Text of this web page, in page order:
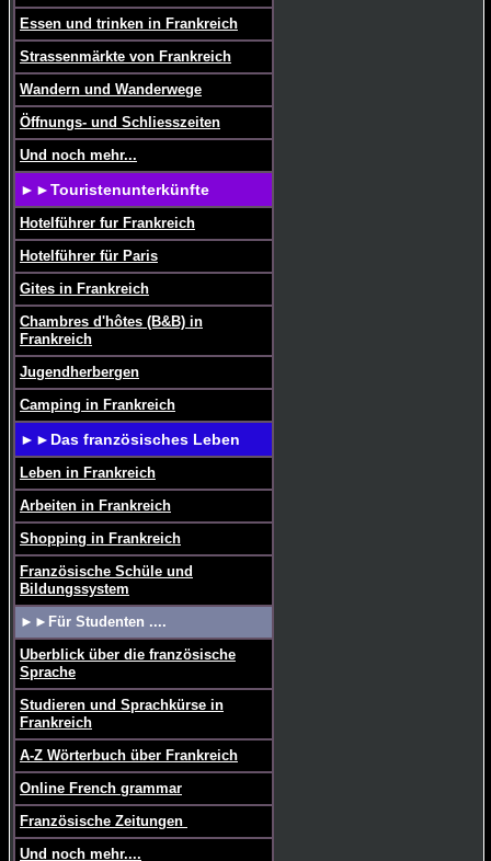
Essen und trinken in Frankreich
Strassenmärkte von Frankreich
Wandern und Wanderwege
Öffnungs- und Schliesszeiten
Und noch mehr...
►►Touristenunterkünfte
Hotelführer fur Frankreich
Hotelführer für Paris
Gites in Frankreich
Chambres d'hôtes (B&B) in
Frankreich
Jugendherbergen
Camping in Frankreich
►►Das französisches Leben
Leben in Frankreich
Arbeiten in Frankreich
Shopping in Frankreich
Französische Schüle und
Bildungssystem
►►Für Studenten ....
Uberblick über die französische
Sprache
Studieren und Sprachkürse in
Frankreich
A-Z Wörterbuch über Frankreich
Online French grammar
Französische Zeitungen
Und noch mehr....